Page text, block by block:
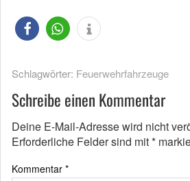
Schlagwörter: Feuerwehrfahrzeuge
Schreibe einen Kommentar
Deine E-Mail-Adresse wird nicht
Erforderliche Felder sind mit*
Kommentar *